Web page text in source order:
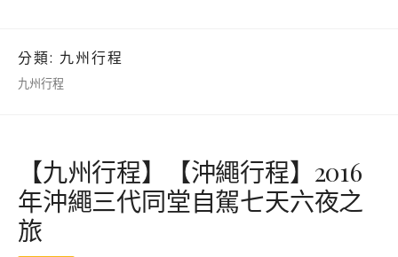
分類: 九州行程
九州行程
【九州行程】【沖繩行程】2016
年沖繩三代同堂自駕七天六夜之
旅